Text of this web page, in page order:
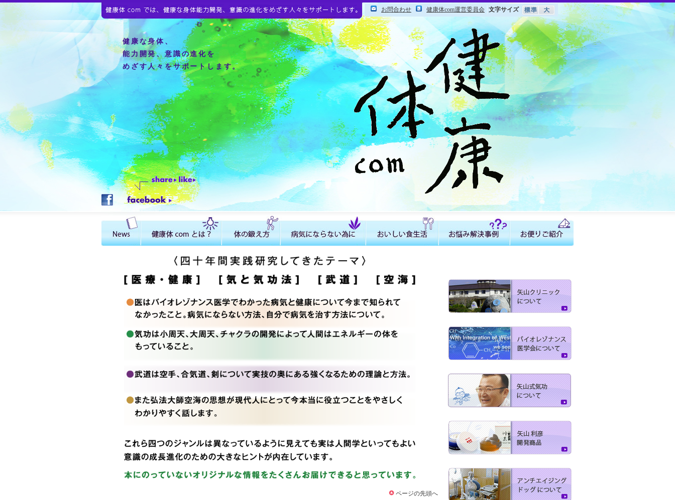
お問合わせ 健康体com運営委員会 文字サイズ
健康な身体、
能力開発、意識の進化を
めざす人々をサポートします。
ページの先頭へ